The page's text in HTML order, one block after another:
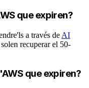
que expiren?
a través de AI
recuperar el 50-
que expiren?